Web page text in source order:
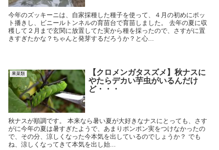
今年のズッキーニは、自家採種した種子を使って、４月の初めにポッ
ト播きし、ビニールトンネルの育苗台で育苗しました。 去年の夏に収
穫して２月まで玄関に放置してた実から種を採ったので、さすがに置
きすぎたかな？ちゃんと発芽するだろうか？と心...
果菜類
【クロメンガタスズメ】秋ナスに
やたらデカい芋虫がいるんだけ
ど・・・
秋ナスが順調です。 本来なら暑い夏が大好きなナスにとっても、さす
がに今年の夏は暑すぎたようで、あまりポンポン実をつけなかったの
で、その分、涼しくなった今本気を出しているのでしょうか？ でも
ね、涼しくなってきて本気を出し始...